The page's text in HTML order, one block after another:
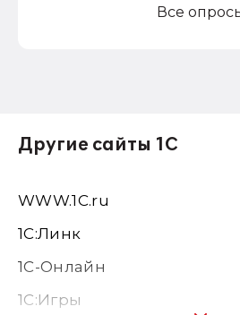
Все
Другие сайты 1С
WWW.1С.ru
1С:Линк
1С-Онлайн
1C:Игры